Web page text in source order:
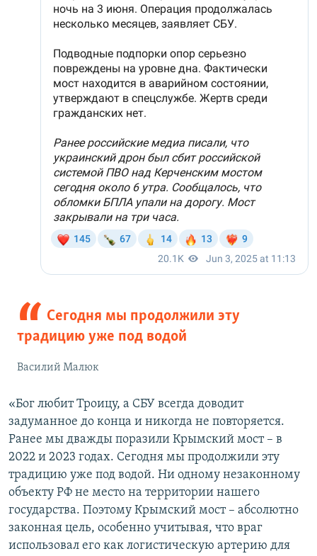
Сегодня мы продолжили эту
традицию уже под водой
Василий Малюк
«Бог любит Троицу, а СБУ всегда доводит
задуманное до конца и никогда не повторяется.
Ранее мы дважды поразили Крымский мост – в
2022 и 2023 годах. Сегодня мы продолжили эту
традицию уже под водой. Ни одному незаконному
объекту РФ не место на территории нашего
государства. Поэтому Крымский мост – абсолютно
законная цель, особенно учитывая, что враг
использовал его как логистическую артерию для